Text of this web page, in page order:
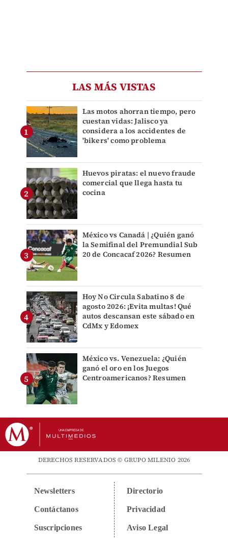
LAS MÁS VISTAS
Las motos ahorran tiempo, pero
cuestan vidas: Jalisco ya
considera a los accidentes de
'bikers' como problema
Huevos piratas: el nuevo fraude
comercial que llega hasta tu
cocina
México vs Canadá | ¿Quién ganó
la Semifinal del Premundial Sub
20 de Concacaf 2026? Resumen
Hoy No Circula Sabatino 8 de
agosto 2026: ¡Evita multas! Qué
autos descansan este sábado en
CdMx y Edomex
México vs. Venezuela: ¿Quién
ganó el oro en los Juegos
Centroamericanos? Resumen
DERECHOS RESERVADOS © GRUPO MILENIO 2026
Newsletters
Contáctanos
Suscripciones
Directorio
Privacidad
Aviso Legal